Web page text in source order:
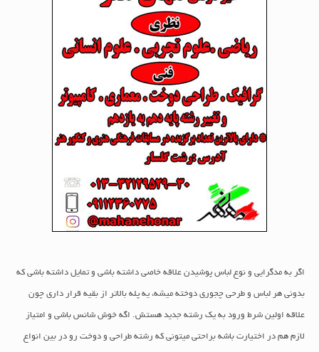
اگر به مدگرایی و نوع لباس پوشیدن علاقه خاصی داشته باشی و تمایل داشته باشی که
بدونی هر لباس و طرحی چجوری دوخته میشه، یه پله بالاتر از بقیه قرار داری چون
علاقه اولین شرط ورود به یک رشته جدید هستش. اگه خوششانس باشی و امتیاز
لازم هم در اختیارت باشه براحتی میتونی که رشته طراحی و دوخت رو در بین انواع